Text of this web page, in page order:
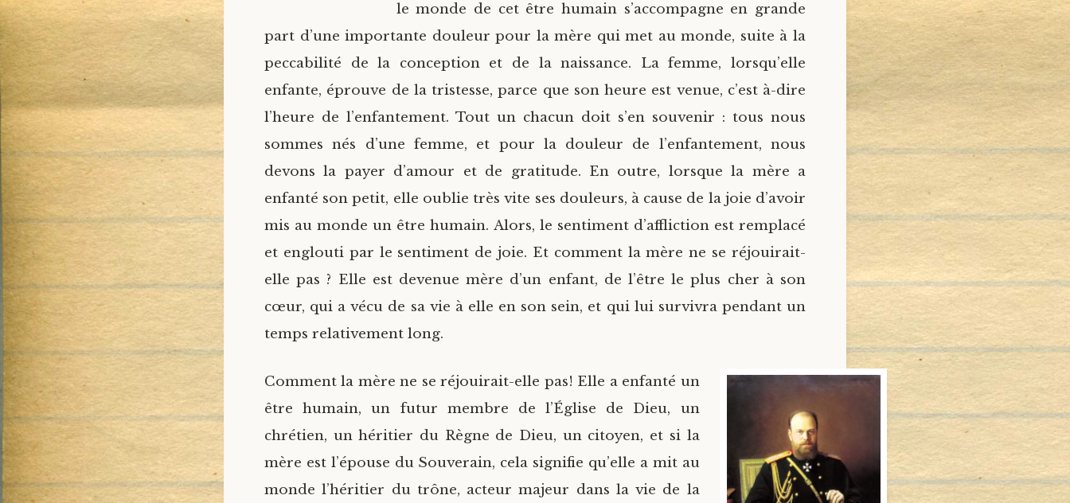
le monde de cet être humain s’accompagne en grande
part d’une importante douleur pour la mère qui met au monde, suite à la
peccabilité de la conception et de la naissance. La femme, lorsqu’elle
enfante, éprouve de la tristesse, parce que son heure est venue, c’est à-dire
l’heure de l’enfantement. Tout un chacun doit s’en souvenir : tous nous
sommes nés d’une femme, et pour la douleur de l’enfantement, nous
devons la payer d’amour et de gratitude. En outre, lorsque la mère a
enfanté son petit, elle oublie très vite ses douleurs, à cause de la joie d’avoir
mis au monde un être humain. Alors, le sentiment d’affliction est remplacé
et englouti par le sentiment de joie. Et comment la mère ne se réjouirait-
elle pas ? Elle est devenue mère d’un enfant, de l’être le plus cher à son
cœur, qui a vécu de sa vie à elle en son sein, et qui lui survivra pendant un
temps relativement long.
Comment la mère ne se réjouirait-elle pas! Elle a enfanté un
être humain, un futur membre de l’Église de Dieu, un
chrétien, un héritier du Règne de Dieu, un citoyen, et si la
mère est l’épouse du Souverain, cela signifie qu’elle a mit au
monde l’héritier du trône, acteur majeur dans la vie de la